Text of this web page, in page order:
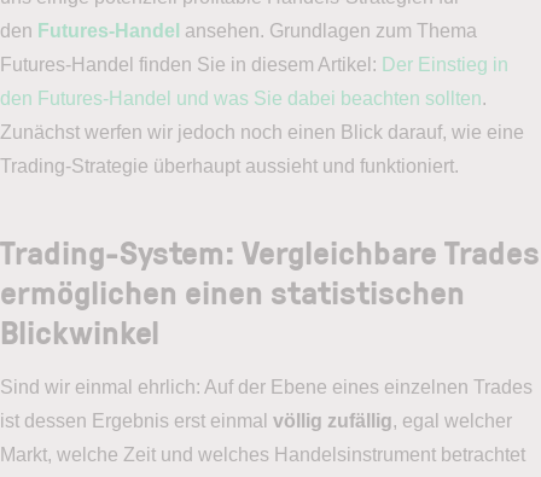
den Futures-Handel ansehen. Grundlagen zum Thema
Futures-Handel finden Sie in diesem Artikel: Der Einstieg in
den Futures-Handel und was Sie dabei beachten sollten.
Zunächst werfen wir jedoch noch einen Blick darauf, wie eine
Trading-Strategie überhaupt aussieht und funktioniert.
Trading-System: Vergleichbare Trades
ermöglichen einen statistischen
Blickwinkel
Sind wir einmal ehrlich: Auf der Ebene eines einzelnen Trades
ist dessen Ergebnis erst einmal völlig zufällig, egal welcher
Markt, welche Zeit und welches Handelsinstrument betrachtet